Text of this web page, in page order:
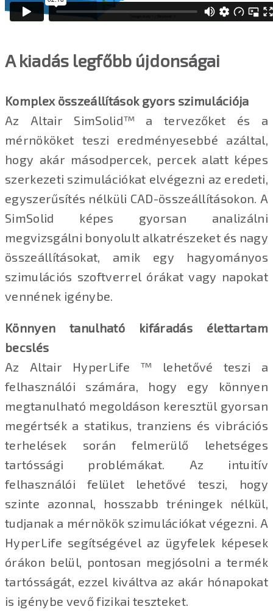
A kiadás legfőbb újdonságai
Komplex összeállítások gyors szimulációja
Az Altair SimSolid™ a tervezőket és a
mérnököket teszi eredményesebbé azáltal,
hogy akár másodpercek, percek alatt képes
szerkezeti szimulációkat elvégezni az eredeti,
egyszerűsítés nélküli CAD-összeállításokon. A
SimSolid képes gyorsan analizálni
megvizsgálni bonyolult alkatrészeket és nagy
összeállításokat, amik egy hagyományos
szimulációs szoftverrel órákat vagy napokat
vennének igénybe.
Könnyen tanulható kifáradás élettartam
becslés
Az Altair HyperLife ™ lehetővé teszi a
felhasználói számára, hogy egy könnyen
megtanulható megoldáson keresztül gyorsan
megértsék a statikus, tranziens és vibrációs
terhelések során felmerülő lehetséges
tartóssági problémákat. Az intuitív
felhasználói felület lehetővé teszi, hogy
szinte azonnal, hosszabb tréningek nélkül,
tudjanak a mérnökök szimulációkat végezni. A
HyperLife segítségével az ügyfelek képesek
órákon belül, pontosan megjósolni a termék
tartósságát, ezzel kiváltva az akár hónapokat
is igénybe vevő fizikai teszteket.